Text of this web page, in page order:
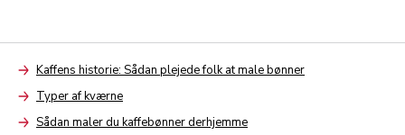
ArrowKaffens historie: Sådan plejede folk at male bønner
ArrowTyper af kværne
ArrowSådan maler du kaffebønner derhjemme